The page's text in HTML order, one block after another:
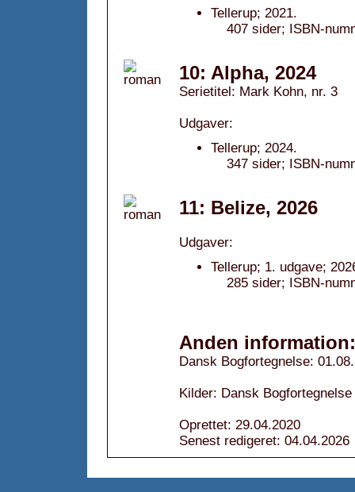
Tellerup; 2021.
407 sider; ISBN-
10: Alpha, 2024
Serietitel: Mark Kohn, nr. 3
Udgaver:
Tellerup; 2024.
347 sider; ISBN-
11: Belize, 2026
Udgaver:
Tellerup; 1. udgave;
285 sider; ISBN-
Anden information:
Dansk Bogfortegnelse:
Kilder: Dansk Bogfortegnelse
Oprettet: 29.04.2020
Senest redigeret: 04.04.2026